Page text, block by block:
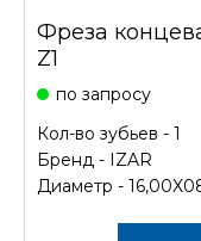
Фреза
Z1
по запросу
Кол-во зубьев - 1
Бренд - IZAR
Диаметр -